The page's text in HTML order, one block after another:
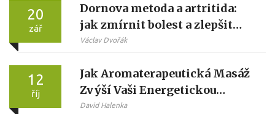
20
zář
Dornova metoda a artritida:
jak zmírnit bolest a zlepšit
hybnost
Václav Dvořák
12
říj
Jak Aromaterapeutická Masáž
Zvýší Vaši Energetickou
Hladinu
David Halenka